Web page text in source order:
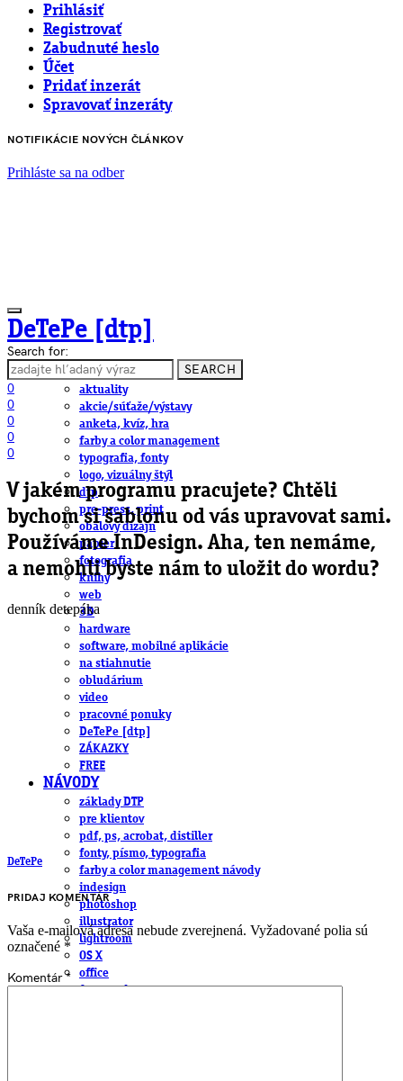
Prihlásiť
Registrovať
Zabudnuté heslo
Účet
Pridať inzerát
Spravovať inzeráty
NOTIFIKÁCIE NOVÝCH ČLÁNKOV
Prihláste sa na odber
DeTePe [dtp]
ČLÁNKY
aktuality
akcie/súťaže/výstavy
anketa, kvíz, hra
farby a color management
typografia, fonty
logo, vizuálny štýl
dtp
pre-press, print
obalový dizajn
papier
fotografia
knihy
web
3D
hardware
software, mobilné aplikácie
na stiahnutie
obludárium
video
pracovné ponuky
DeTePe [dtp]
ZÁKAZKY
FREE
NÁVODY
základy DTP
pre klientov
pdf, ps, acrobat, distiller
fonty, písmo, typografia
farby a color management návody
indesign
photoshop
illustrator
lightroom
OS X
office
fonty zadarmo
Search for:
SEARCH
0
0
0
0
0
V jakém programu pracujete? Chtěli
bychom si šablonu od vás upravovat sami.
Používáme InDesign. Aha, ten nemáme,
a nemohli byste nám to uložit do wordu?
denník detepáka
DeTePe
PRIDAJ KOMENTÁR
Vaša e-mailová adresa nebude zverejnená. Vyžadované polia sú
označené *
Komentár*